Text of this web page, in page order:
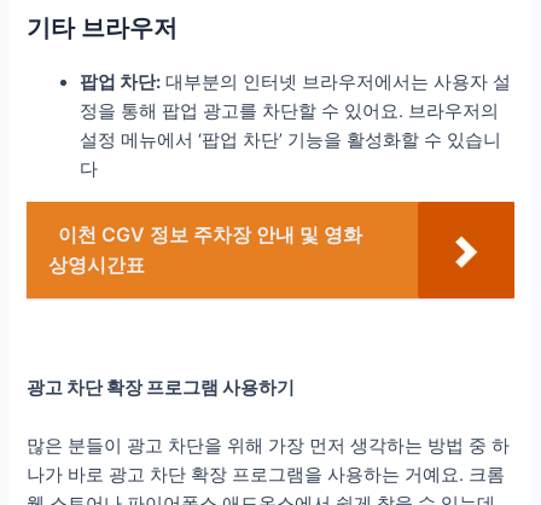
기타 브라우저
팝업 차단: 대부분의 인터넷 브라우저에서는 사용자 설
정을 통해 팝업 광고를 차단할 수 있어요. 브라우저의
설정 메뉴에서 ‘팝업 차단’ 기능을 활성화할 수 있습니
다
이천 CGV 정보 주차장 안내 및 영화
상영시간표
광고 차단 확장 프로그램 사용하기
많은 분들이 광고 차단을 위해 가장 먼저 생각하는 방법 중 하
나가 바로 광고 차단 확장 프로그램을 사용하는 거예요. 크롬